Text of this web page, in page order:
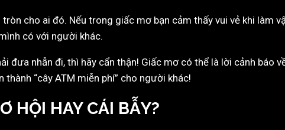
cho ai đó. Nếu trong giấc mơ bạn cảm thấy vui vẻ khi làm
có với người khác.
đưa nhẫn đi, thì hãy cẩn thận! Giấc mơ có thể là lời cảnh báo
“cây ATM miễn phí” cho người khác!
HỘI HAY CÁI BẪY?